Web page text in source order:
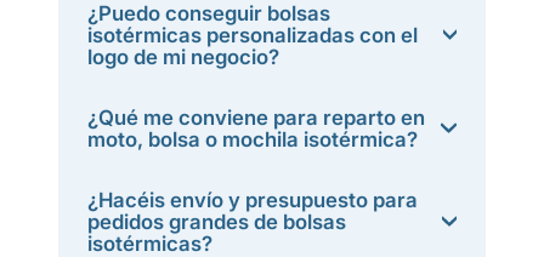
¿Puedo conseguir bolsas
isotérmicas personalizadas con el
logo de mi negocio?
¿Qué me conviene para reparto en
moto, bolsa o mochila isotérmica?
¿Hacéis envío y presupuesto para
pedidos grandes de bolsas
isotérmicas?